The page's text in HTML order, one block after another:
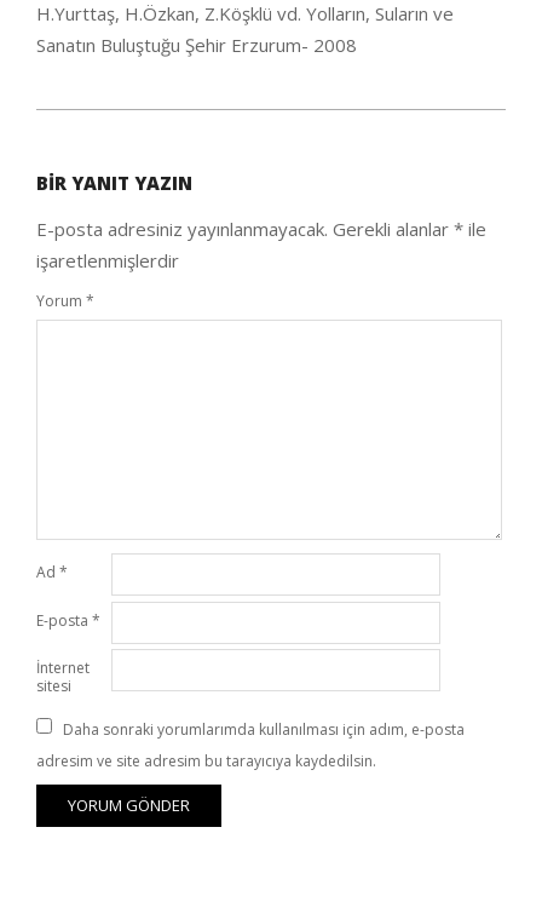
H.Yurttaş, H.Özkan, Z.Köşklü vd. Yolların, Suların ve
Sanatın Buluştuğu Şehir Erzurum- 2008
04
BIR YANIT YAZIN
E-posta adresiniz yayınlanmayacak. Gerekli alanlar * ile
işaretlenmişlerdir
Yorum *
Ad *
E-posta *
İnternet
sitesi
Daha sonraki yorumlarımda kullanılması için adım, e-posta
adresim ve site adresim bu tarayıcıya kaydedilsin.